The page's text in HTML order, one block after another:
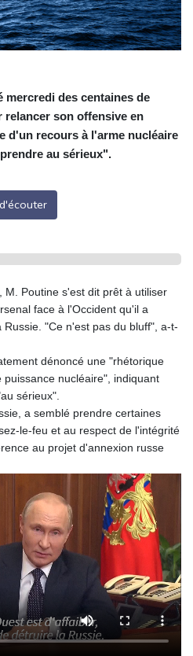
des centaines de
son offensive en
d'un recours à l'arme nucléaire
au sérieux".
M. Poutine s'est dit prêt à utiliser
face à l'Occident qu'il a
"Ce n'est pas du bluff", a-t-
dénoncé une "rhétorique
nucléaire", indiquant
sérieux".
a semblé prendre certaines
le-feu et au respect de l'intégrité
au projet d'annexion russe